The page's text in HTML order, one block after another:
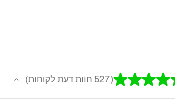
★
★
★
★
527 חוות דעת לקוחות 527